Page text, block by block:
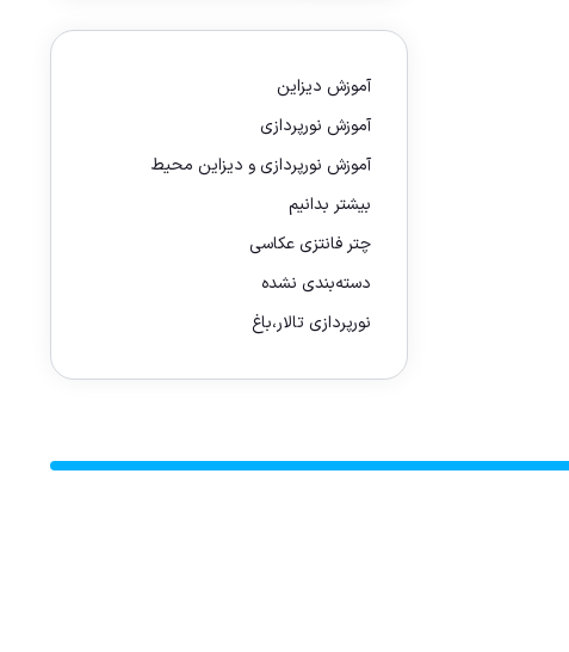
آموزش دیزاین
آموزش نورپردازی
آموزش نورپردازی و دیزاین محیط
بیشتر بدانیم
چتر فانتزی عکاسی
دسته‌بندی نشده
نورپردازی تالار،باغ